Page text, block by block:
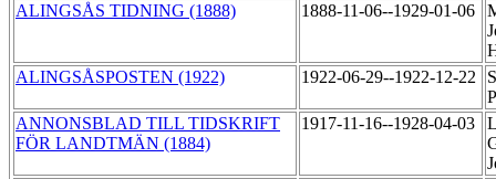
ALINGSÅS TIDNING (1888)
1888-11-06--1929-01-06
ALINGSÅSPOSTEN (1922)
1922-06-29--1922-12-22
ANNONSBLAD TILL TIDSKRIFT
FÖR LANDTMÄN (1884)
1917-11-16--1928-04-03